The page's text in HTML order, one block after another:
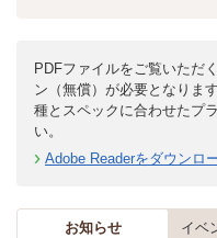
PDFファイルをご覧いただ
ン（無償）が必要となりま
種とスペックに合わせたプ
い。
Adobe Readerをダウンロ
お知らせ イベ